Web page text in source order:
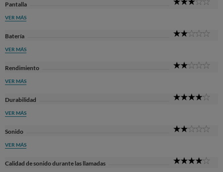
Pantalla
VER MÁS
Batería
VER MÁS
Rendimiento
VER MÁS
Durabilidad
VER MÁS
Sonido
VER MÁS
Calidad de sonido durante las llamadas